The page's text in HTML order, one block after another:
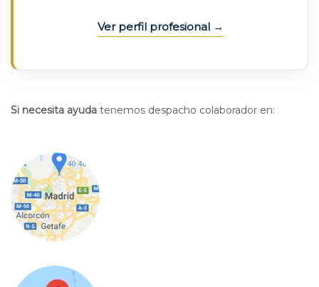
Ver perfil profesional
Si necesita ayuda tenemos despacho colaborador en: